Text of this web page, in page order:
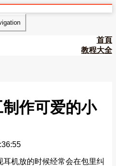
首頁
教程大全
作可爱的小
机放的时候经常会在包里纠